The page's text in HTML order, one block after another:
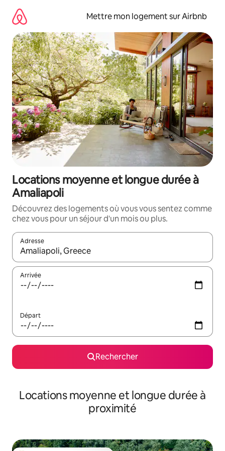
directement
contenu
Mettre mon logement sur Airbnb
Locations moyenne et longue durée à
Amaliapoli
Découvrez des logements où vous vous sentez comme
chez vous pour un séjour d'un mois ou plus.
Adresse
Lorsque les résultats s'affichent, utilisez les flèches vers le
Arrivée
Départ
Rechercher
Locations moyenne et longue durée à
proximité